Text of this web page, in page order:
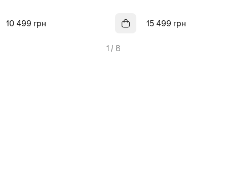
10 499 грн 15 499 грн
1 / 8